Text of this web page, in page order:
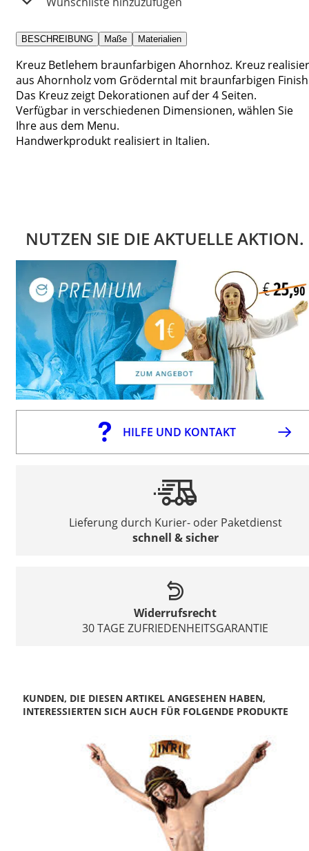
BESCHREIBUNG Maße Materialien
Kreuz Betlehem braunfarbigen Ahornhoz. Kreuz
aus Ahornholz vom Gröderntal mit braunfarbigen
Das Kreuz zeigt Dekorationen auf der 4 Seiten.
Verfügbar in verschiedenen Dimensionen, wählen Sie
Ihre aus dem Menu.
Handwerkprodukt realisiert in Italien.
NUTZEN SIE DIE AKTUELLE AKTION.
HILFE UND KONTAKT
Lieferung durch Kurier- oder Paketdienst
schnell & sicher
Widerrufsrecht
30 TAGE ZUFRIEDENHEITSGARANTIE
KUNDEN, DIE DIESEN ARTIKEL ANGESEHEN HABEN,
INTERESSIERTEN SICH AUCH FÜR FOLGENDE PRODUKTE